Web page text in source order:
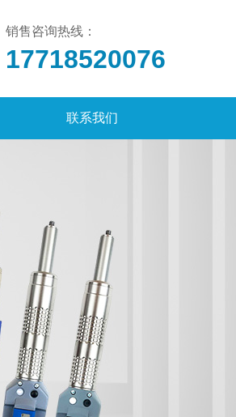
销售咨询热线：
17718520076
联系我们